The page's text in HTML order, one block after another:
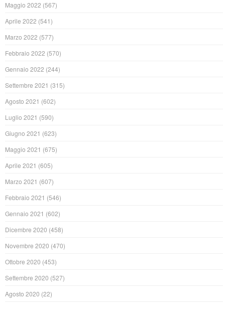
Maggio 2022 (567)
Aprile 2022 (541)
Marzo 2022 (577)
Febbraio 2022 (570)
Gennaio 2022 (244)
Settembre 2021 (315)
Agosto 2021 (602)
Luglio 2021 (590)
Giugno 2021 (623)
Maggio 2021 (675)
Aprile 2021 (605)
Marzo 2021 (607)
Febbraio 2021 (546)
Gennaio 2021 (602)
Dicembre 2020 (458)
Novembre 2020 (470)
Ottobre 2020 (453)
Settembre 2020 (527)
Agosto 2020 (22)